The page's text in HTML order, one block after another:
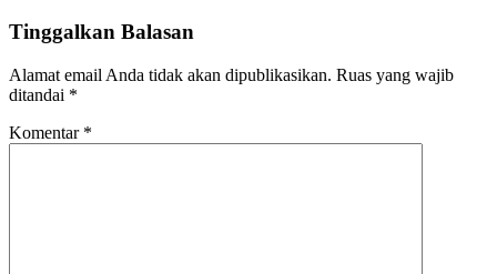
Tinggalkan Balasan
Alamat email Anda tidak akan dipublikasikan. Ruas yang wajib
ditandai *
Komentar *